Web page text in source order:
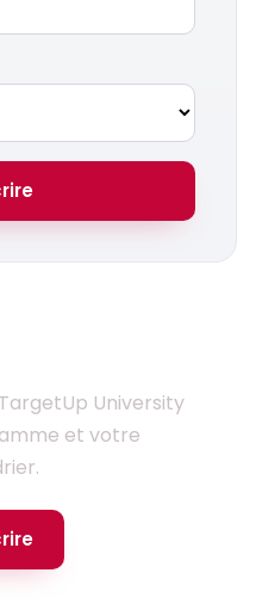
University
et votre